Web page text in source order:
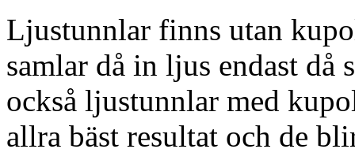
Ljustunnlar finns utan
samlar då in ljus endast då
också ljustunnlar med
allra bäst resultat och de